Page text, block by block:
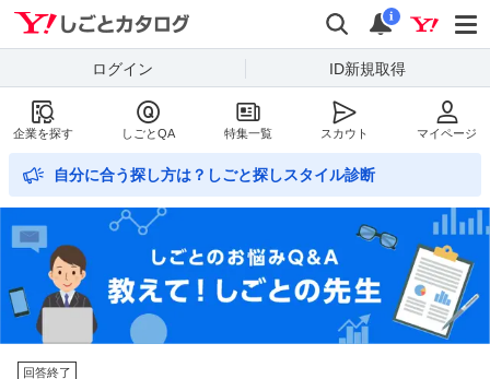
Yahoo!しごとカタログ
検索
通知
i
ログイン ID新規取得
企業を探す しごとQA 特集一覧 スカウト マイページ
自分に合う探し方は？しごと探しスタイル診断
回答終了